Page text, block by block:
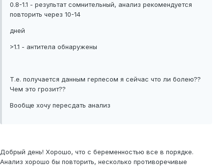
0.8-1.1 - результат сомнительный, анализ рекомендуется
повторить через 10-14
дней
>1.1 - антитела обнаружены
Т.е. получается данным герпесом я сейчас что ли болею??
Чем это грозит??
Вообще хочу пересдать анализ
Добрый день! Хорошо, что с беременностью все в порядке.
Анализ хорошо бы повторить, несколько противоречивые